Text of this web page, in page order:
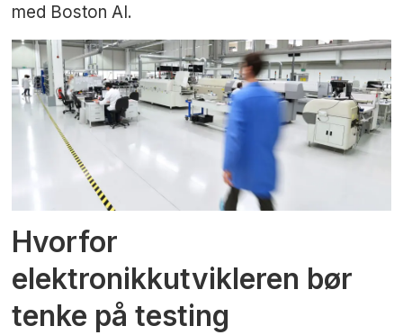
med Boston AI.
Hvorfor
elektronikkutvikleren bør
tenke på testing